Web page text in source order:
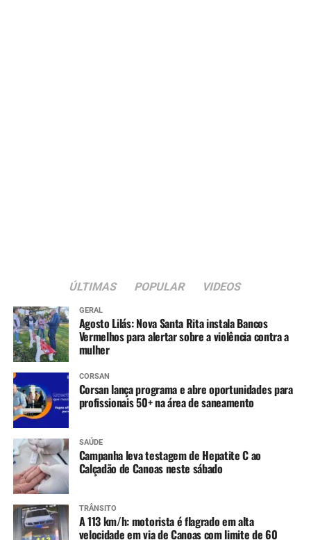
ÚLTIMAS POPULAR VIDEOS
GERAL
Agosto Lilás: Nova Santa Rita instala Bancos
Vermelhos para alertar sobre a violência contra a
mulher
CORSAN
Corsan lança programa e abre oportunidades para
profissionais 50+ na área de saneamento
SAÚDE
Campanha leva testagem de Hepatite C ao
Calçadão de Canoas neste sábado
TRÂNSITO
A 113 km/h: motorista é flagrado em alta
velocidade em via de Canoas com limite de 60